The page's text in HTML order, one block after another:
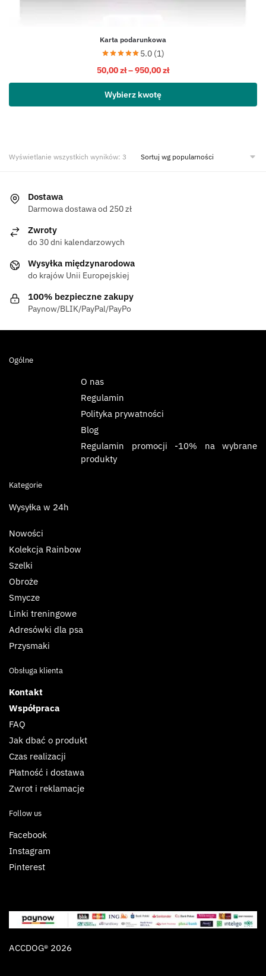
Karta podarunkowa
5.0 (1)
50,00zł–950,00zł
Wybierz kwotę
Wyświetlanie wszystkich wyników: 3
Dostawa
Darmowa dostawa od 250 zł
Zwroty
do 30 dni kalendarzowych
Wysyłka międzynarodowa
do krajów Unii Europejskiej
100% bezpieczne zakupy
Paynow/BLIK/PayPal/PayPo
Ogólne
O nas
Regulamin
Polityka prywatności
Blog
Regulamin promocji -10% na wybrane
produkty
Kategorie
Wysyłka w 24h
Nowości
Kolekcja Rainbow
Szelki
Obroże
Smycze
Linki treningowe
Adresówki dla psa
Przysmaki
Obsługa klienta
Kontakt
Współpraca
FAQ
Jak dbać o produkt
Czas realizacji
Płatność i dostawa
Zwrot i reklamacje
Follow us
Facebook
Instagram
Pinterest
ACCDOG® 2026